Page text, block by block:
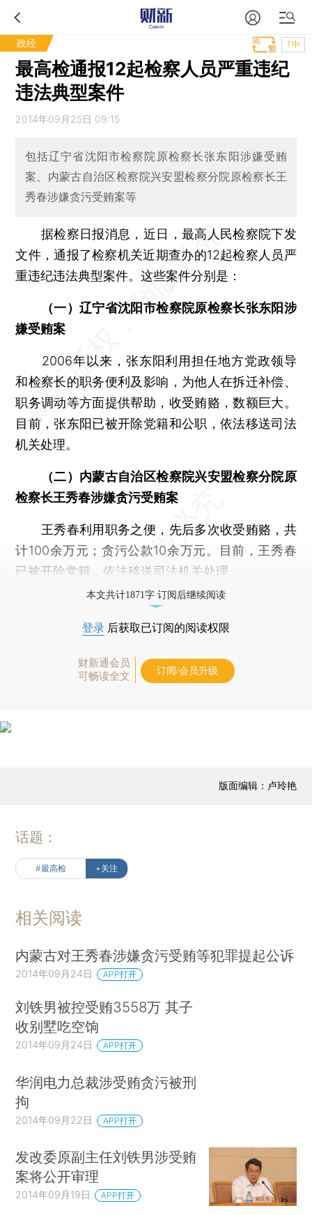
政经 T中
最高检通报12起检察人员严重违纪
违法典型案件
2014年09月25日 09:15
包括辽宁省沈阳市检察院原检察长张东阳涉嫌受贿
案、内蒙古自治区检察院兴安盟检察分院原检察长王
秀春涉嫌贪污受贿案等
据检察日报消息，近日，最高人民检察院下发
文件，通报了检察机关近期查办的12起检察人员严
重违纪违法典型案件。这些案件分别是：
（一）辽宁省沈阳市检察院原检察长张东阳涉
嫌受贿案
2006年以来，张东阳利用担任地方党政领导
和检察长的职务便利及影响，为他人在拆迁补偿、
职务调动等方面提供帮助，收受贿赂，数额巨大。
目前，张东阳已被开除党籍和公职，依法移送司法
机关处理。
（二）内蒙古自治区检察院兴安盟检察分院原
检察长王秀春涉嫌贪污受贿案
王秀春利用职务之便，先后多次收受贿赂，共
计100余万元；贪污公款10余万元。目前，王秀春
已被开除党籍，依法移送司法机关处理。
本文共计1871字 订阅后继续阅读
登录 后获取已订阅的阅读权限
财新通会员
可畅读全文
订阅/会员升级
版面编辑：卢玲艳
话题：
#最高检 +关注
相关阅读
内蒙古对王秀春涉嫌贪污受贿等犯罪提起公诉
2014年09月24日 APP打开
刘铁男被控受贿3558万 其子
收别墅吃空饷
2014年09月24日 APP打开
华润电力总裁涉受贿贪污被刑
拘
2014年09月22日 APP打开
发改委原副主任刘铁男涉受贿
案将公开审理
2014年09月19日 APP打开